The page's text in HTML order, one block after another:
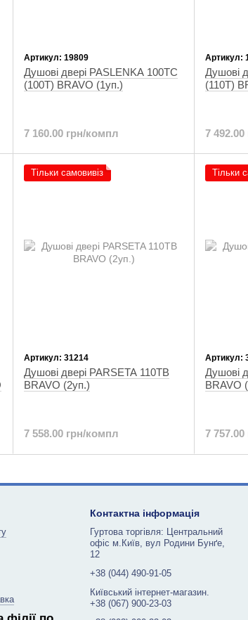
Артикул: 19809
Душові двері PASLENKA 100TC
(100T) BRAVO (1уп.)
7 160.00 грн/компл
Артикул:
Душові
(110T)
7
Тільки самовивіз
Артикул: 31214
Душові двері PARSETA 110TB
BRAVO (2уп.)
7 558.00 грн/компл
Тільки
Артикул:
Душові
BRAVO
7
Контактна інформація
Гуртова торгівля: Центральний
офіс м.Київ, вул Родини Бунґе,
12
+38 (044) 490-91-05
Київський інтернет-магазин.
+38 (067) 900-23-03